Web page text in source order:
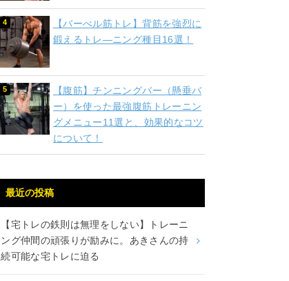
【バーべル筋トレ】背筋を強烈に
鍛えるトレ―ニング種目16選！
【腹筋】チンニングバー（懸垂バ
ー）を使った最強腹筋トレーニン
グメニュー11選と、効果的なコツ
について！
最近の投稿
【宅トレの鉄則は無理をしない】トレーニ
ング仲間の頑張りが励みに。あきさんの持
続可能な宅トレに迫る